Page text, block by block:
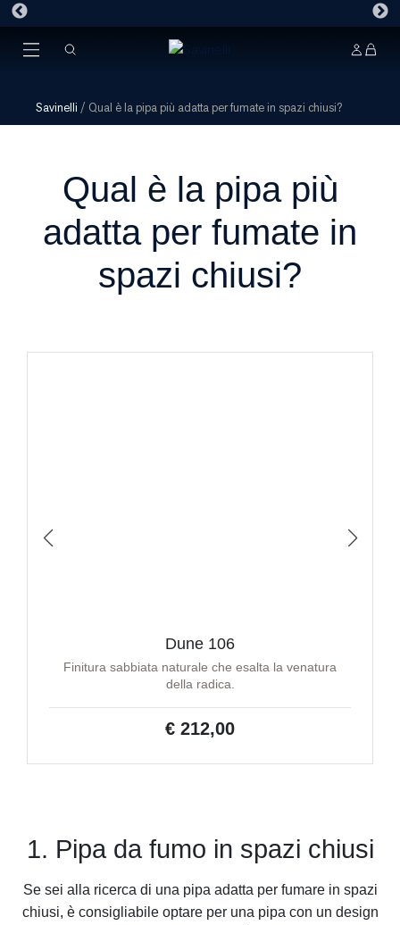
Savinelli / Qual è la pipa più adatta per fumate in spazi chiusi?
Qual è la pipa più
adatta per fumate in
spazi chiusi?
Dune 106
Finitura sabbiata naturale che esalta la venatura
della radica.
€ 212,00
1. Pipa da fumo in spazi chiusi
Se sei alla ricerca di una pipa adatta per fumare in spazi
chiusi, è consigliabile optare per una pipa con un design